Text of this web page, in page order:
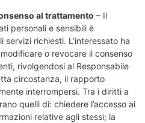
al trattamento – Il
personali e sensibili è
richiesti. L’interessato ha
o revocare il consenso
rivolgendosi al Responsabile
circostanza, il rapporto
interrompersi. Tra i diritti a
quelli di: chiedere l’accesso ai
relative agli stessi; la